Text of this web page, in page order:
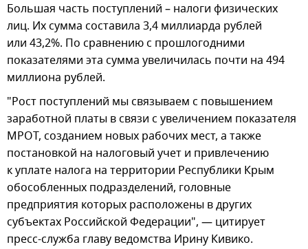
Большая часть поступлений – налоги физических
лиц. Их сумма составила 3,4 миллиарда рублей
или 43,2%. По сравнению с прошлогодними
показателями эта сумма увеличилась почти на 494
миллиона рублей.
"Рост поступлений мы связываем с повышением
заработной платы в связи с увеличением показателя
МРОТ, созданием новых рабочих мест, а также
постановкой на налоговый учет и привлечению
к уплате налога на территории Республики Крым
обособленных подразделений, головные
предприятия которых расположены в других
субъектах Российской Федерации", — цитирует
пресс-служба главу ведомства Ирину Кивико.